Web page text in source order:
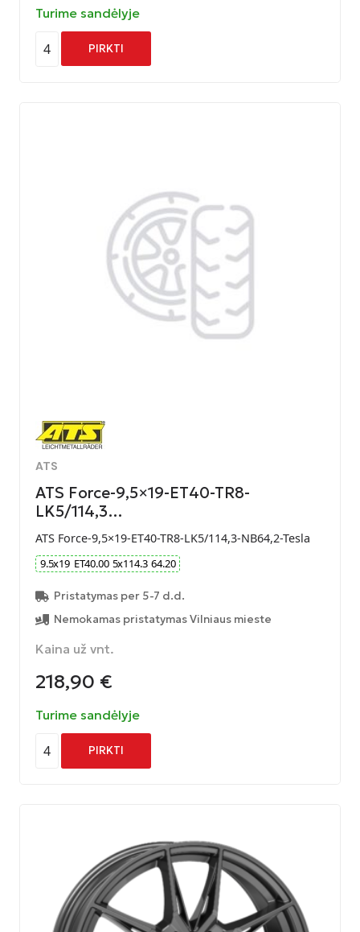
Turime sandėlyje
4 PIRKTI
ATS
ATS Force-9,5×19-ET40-TR8-
LK5/114,3…
ATS Force-9,5×19-ET40-TR8-LK5/114,3-NB64,2-Tesla
9.5x19 ET40.00 5x114.3 64.20
Pristatymas per 5-7 d.d.
Nemokamas pristatymas Vilniaus mieste
Kaina už vnt.
218,90 €
Turime sandėlyje
4 PIRKTI